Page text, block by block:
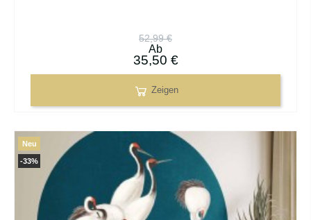
52,99 €
Ab
35,50 €
Zeigen
-33%
Neu